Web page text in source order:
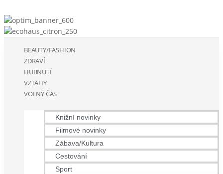
BEAUTY/FASHION
ZDRAVÍ
HUBNUTÍ
VZTAHY
VOLNÝ ČAS
Knižní novinky
Filmové novinky
Zábava/Kultura
Cestování
Sport